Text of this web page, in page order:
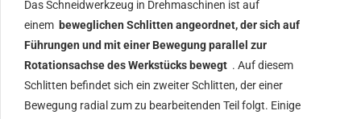
Das Schneidwerkzeug in Drehmaschinen ist auf
einem beweglichen Schlitten angeordnet, der sich auf
Führungen und mit einer Bewegung parallel zur
Rotationsachse des Werkstücks bewegt . Auf diesem
Schlitten befindet sich ein zweiter Schlitten, der einer
Bewegung radial zum zu bearbeitenden Teil folgt. Einige